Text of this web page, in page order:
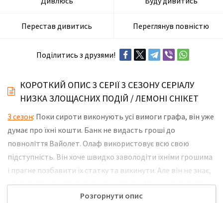
Перестав дивитись Переглянув повністю
Поділитись з друзями!
КОРОТКИЙ ОПИС 3 СЕРІЇ 3 СЕЗОНУ СЕРІАЛУ
НИЗКА ЗЛОЩАСНИХ ПОДІЙ / ЛЕМОНІ СНІКЕТ
3 сезон: Поки сироти виконують усі вимоги графа, він уже
думає про їхні кошти. Банк не видасть гроші до
повноліття Вайолет. Олаф використовує всю свою
підступність. Він хоче швидко заволодіти їхніми грошима
і прагне позбавити їх статку та викинути. Але він не знає,
з якими розумними дітьми має справу. Він не усвідомлює,
що діти починають розуміти його справжні цілі. Всі вони
Розгорнути опис